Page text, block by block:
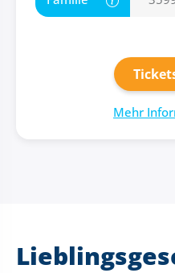
Mehr